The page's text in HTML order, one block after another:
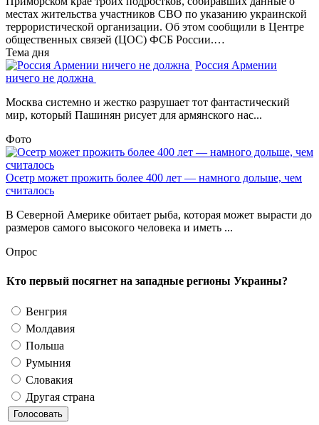
местах жительства участников СВО по указанию украинской
террористической организации. Об этом сообщили в Центре
общественных связей (ЦОС) ФСБ России.…
Тема дня
Россия Армении
ничего не должна
Москва системно и жестко разрушает тот фантастический
мир, который Пашинян рисует для армянского нас...
Фото
Осетр может прожить более 400 лет — намного дольше, чем
считалось
В Северной Америке обитает рыба, которая может вырасти до
размеров самого высокого человека и иметь ...
Опрос
Кто первый посягнет на западные регионы Украины?
Венгрия
Молдавия
Польша
Румыния
Словакия
Другая страна